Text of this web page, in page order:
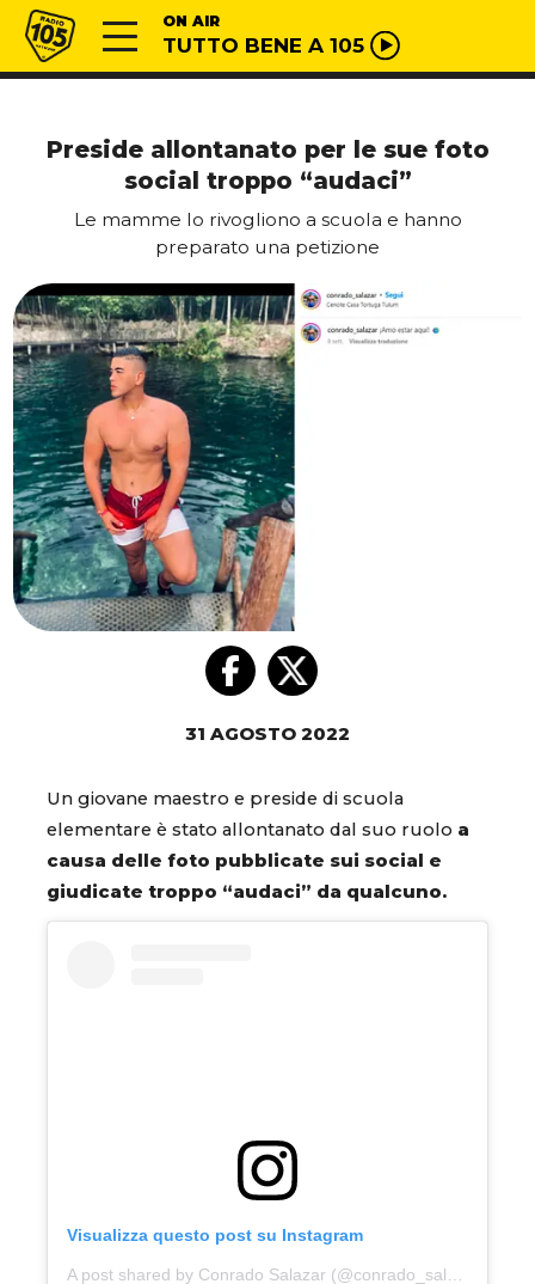
Vai al contenuto
Radio 105 ON AIR
TUTTO BENE A 105
Preside allontanato per le sue foto
social troppo “audaci”
Le mamme lo rivogliono a scuola e hanno
preparato una petizione
31 AGOSTO 2022
Un giovane maestro e preside di scuola
elementare è stato allontanato dal suo ruolo a
causa delle foto pubblicate sui social e
giudicate troppo “audaci” da qualcuno.
Visualizza questo post su Instagram